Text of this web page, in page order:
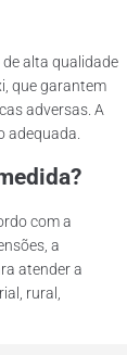
alta qualidade
que garantem
adversas. A
adequada.
com a
a
atender a
rural,